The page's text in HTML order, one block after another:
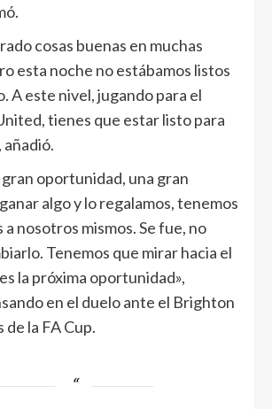
cosas buenas en muchas
esta noche no estábamos listos
A este nivel, jugando para el
tienes que estar listo para
añadió.
oportunidad, una gran
algo y lo regalamos, tenemos
nosotros mismos. Se fue, no
Tenemos que mirar hacia el
la próxima oportunidad»,
en el duelo ante el Brighton
la FA Cup.